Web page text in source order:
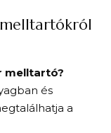
melltartó?
és
a